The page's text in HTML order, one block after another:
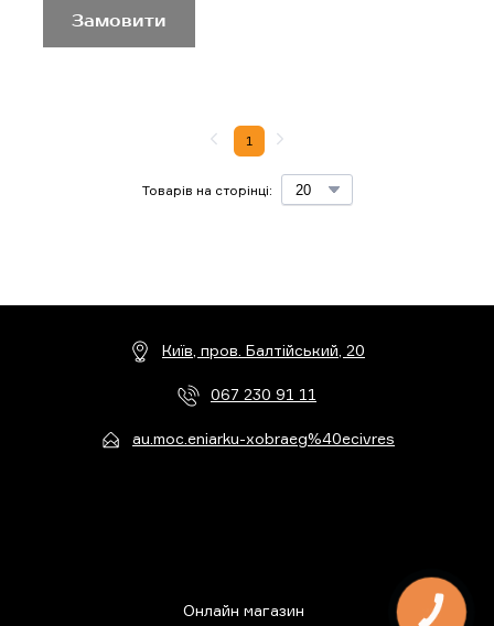
Замовити
Товарів на сторінці:
1
Київ, пров. Балтійський, 20
067 230 91 11
au.moc.eniarku-xobraeg%40ecivres
Онлайн магазин
КНОПКА
ЗВ'ЯЗКУ